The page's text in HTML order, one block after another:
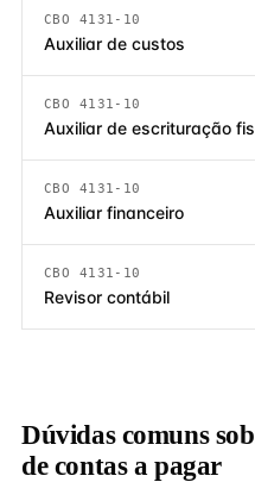
CBO 4131-10
Auxiliar de custos
CBO 4131-10
Auxiliar de escrituração
CBO 4131-10
Auxiliar financeiro
CBO 4131-10
Revisor contábil
Dúvidas comuns
de contas a pagar